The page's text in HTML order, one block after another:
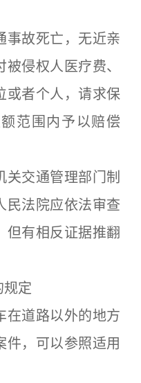
故死亡，无近亲
侵权人医疗费、
或者个人，请求保
范围内予以赔偿
交通管理部门制
民法院应依法审查
但有相反证据推翻
定
道路以外的地方
件，可以参照适用